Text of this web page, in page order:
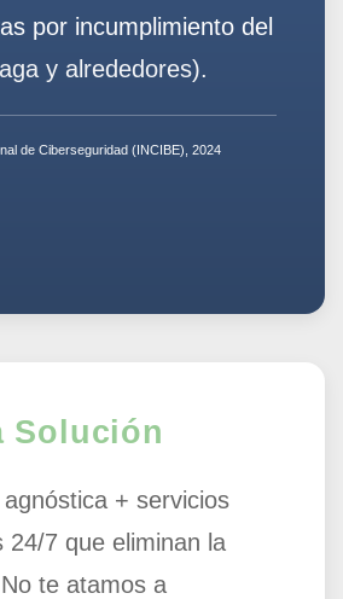
por incumplimiento del
y alrededores).
de Ciberseguridad (INCIBE), 2024
Solución
+ servicios
24/7 que eliminan la
te atamos a